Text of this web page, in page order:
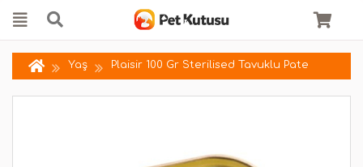
Yaş Plaisir 100 Gr Sterilised Tavuklu Pate